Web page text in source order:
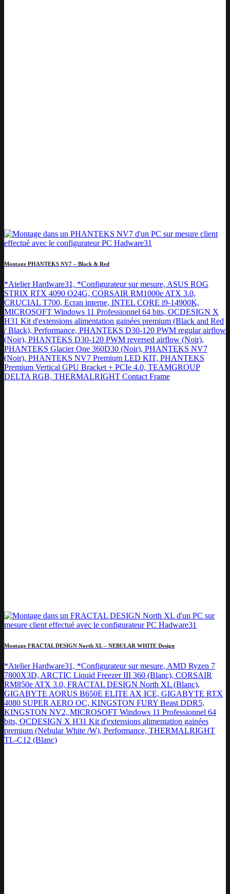
Montage PHANTEKS NV7 – Black & Red
*Atelier Hardware31, *Configurateur sur mesure, ASUS ROG
STRIX RTX 4090 O24G, CORSAIR RM1000e ATX 3.0,
CRUCIAL T700, Ecran interne, INTEL CORE i9-14900K,
MICROSOFT Windows 11 Professionnel 64 bits, OCDESIGN X
H31 Kit d'extensions alimentation gainées premium (Black and Red
/ Black), Performance, PHANTEKS D30-120 PWM regular airflow
(Noir), PHANTEKS D30-120 PWM reversed airflow (Noir),
PHANTEKS Glacier One 360D30 (Noir), PHANTEKS NV7
(Noir), PHANTEKS NV7 Premium LED KIT, PHANTEKS
Premium Vertical GPU Bracket + PCIe 4.0, TEAMGROUP
DELTA RGB, THERMALRIGHT Contact Frame
Montage FRACTAL DESIGN North XL – NEBULAR WHITE Design
*Atelier Hardware31, *Configurateur sur mesure, AMD Ryzen 7
7800X3D, ARCTIC Liquid Freezer III 360 (Blanc), CORSAIR
RM850e ATX 3.0, FRACTAL DESIGN North XL (Blanc),
GIGABYTE AORUS B650E ELITE AX ICE, GIGABYTE RTX
4080 SUPER AERO OC, KINGSTON FURY Beast DDR5,
KINGSTON NV2, MICROSOFT Windows 11 Professionnel 64
bits, OCDESIGN X H31 Kit d'extensions alimentation gainées
premium (Nebular White /W), Performance, THERMALRIGHT
TL-C12 (Blanc)